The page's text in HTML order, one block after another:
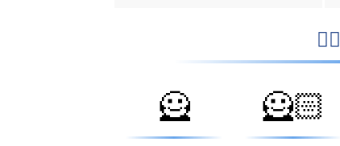
🦸 🦸🏻